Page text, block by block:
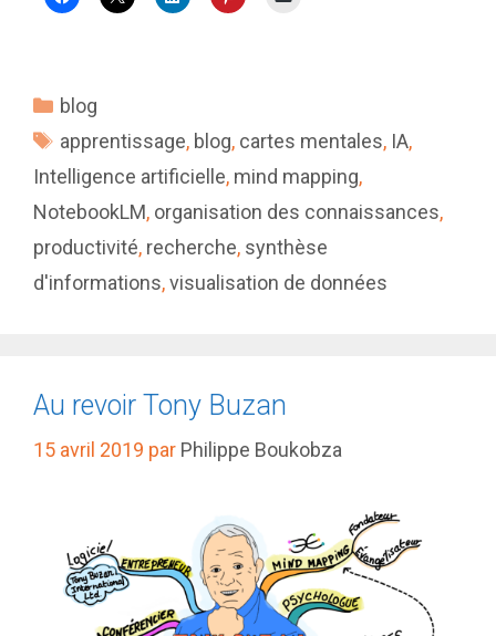
Catégories
blog
Étiquettes
apprentissage, blog, cartes mentales, IA,
Intelligence artificielle, mind mapping,
NotebookLM, organisation des connaissances,
productivité, recherche, synthèse
d'informations,visualisation de données
Au revoir Tony Buzan
15 avril 2019 par Philippe Boukobza